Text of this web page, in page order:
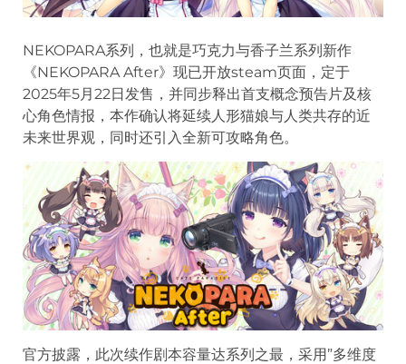
NEKOPARA系列，也就是巧克力与香子兰系列新作
《NEKOPARA After》现已开放steam页面，定于
2025年5月22日发售，并同步释出首支概念预告片及核
心角色情报，本作确认将延续人形猫娘与人类共存的近
未来世界观，同时还引入全新可攻略角色。
官方披露，此次续作剧本容量达系列之最，采用”多维度